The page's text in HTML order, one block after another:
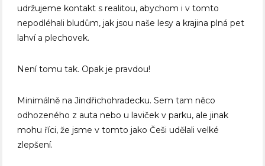
udržujeme kontakt s realitou, abychom i v tomto
nepodléhali bludům, jak jsou naše lesy a krajina plná pet
lahví a plechovek.
Není tomu tak. Opak je pravdou!
Minimálně na Jindřichohradecku. Sem tam něco
odhozeného z auta nebo u laviček v parku, ale jinak
mohu říci, že jsme v tomto jako Češi udělali velké
zlepšení.